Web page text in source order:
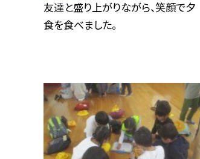
友達と盛り上がりながら、笑顔で夕
食を食べました。